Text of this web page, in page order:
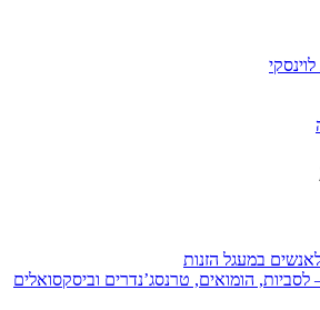
במעגל הזנות
הומואים, טרנסג’נדרים וביסקסואלים